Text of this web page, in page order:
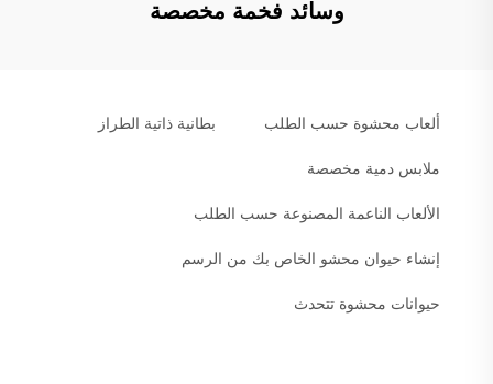
وسائد فخمة مخصصة
ألعاب محشوة حسب الطلب بطانية ذاتية الطراز
ملابس دمية مخصصة
الألعاب الناعمة المصنوعة حسب الطلب
إنشاء حيوان محشو الخاص بك من الرسم
حيوانات محشوة تتحدث